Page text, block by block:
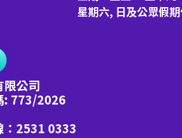
星期六, 日及公眾假
限公司
: 773/2026
：2531 0333